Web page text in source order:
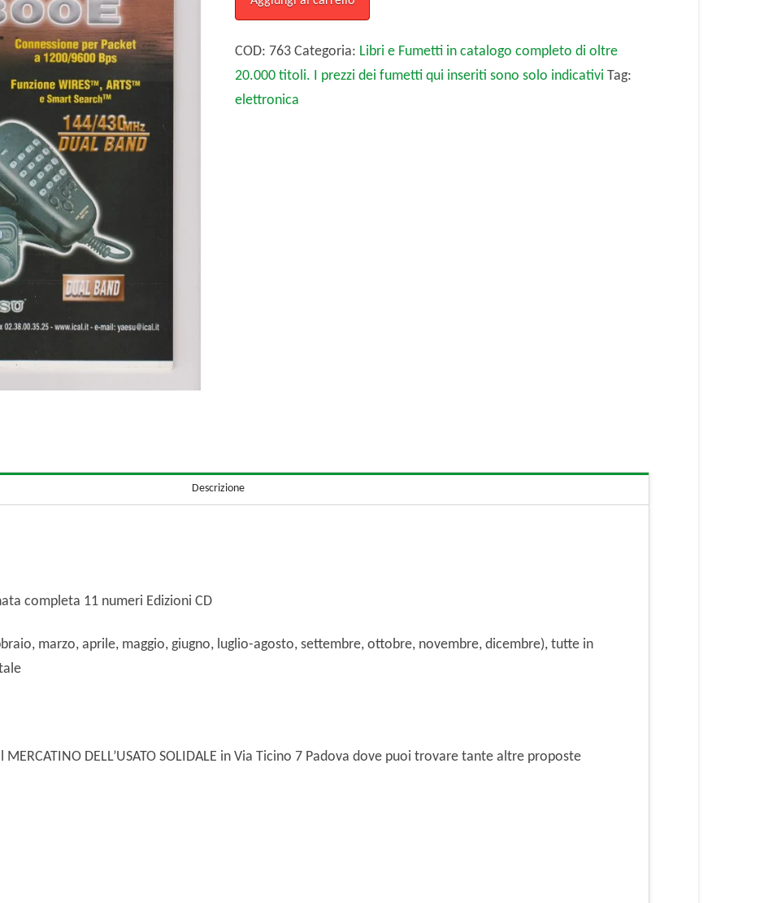
2004
Annata
completa
11
COD: 763 Categoria: Libri e Fumetti in catalogo completo di oltre
20.000 titoli. I prezzi dei fumetti qui inseriti sono solo indicativi Tag:
elettronica
Descrizione
completa 11 numeri Edizioni CD
marzo, aprile, maggio, giugno, luglio-agosto, settembre, ottobre, novembre, dicembre), tutte in
MERCATINO DELL’USATO SOLIDALE in Via Ticino 7 Padova dove puoi trovare tante altre proposte